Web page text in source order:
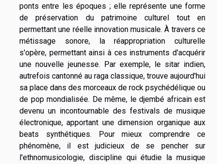
ponts entre les époques ; elle représente une forme
de préservation du patrimoine culturel tout en
permettant une réelle innovation musicale. À travers ce
métissage sonore, la réappropriation culturelle
s'opère, permettant ainsi à ces instruments d'acquérir
une nouvelle jeunesse. Par exemple, le sitar indien,
autrefois cantonné au raga classique, trouve aujourd'hui
sa place dans des morceaux de rock psychédélique ou
de pop mondialisée. De même, le djembé africain est
devenu un incontournable des festivals de musique
électronique, apportant une dimension organique aux
beats synthétiques. Pour mieux comprendre ce
phénomène, il est judicieux de se pencher sur
l'ethnomusicologie, discipline qui étudie la musique